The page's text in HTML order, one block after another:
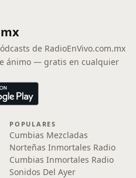
de RadioEnVivo.com.mx
ánimo — gratis en cualquier
POPULARES
Cumbias Mezcladas
Norteñas Inmortales Radio
Cumbias Inmortales Radio
Sonidos Del Ayer